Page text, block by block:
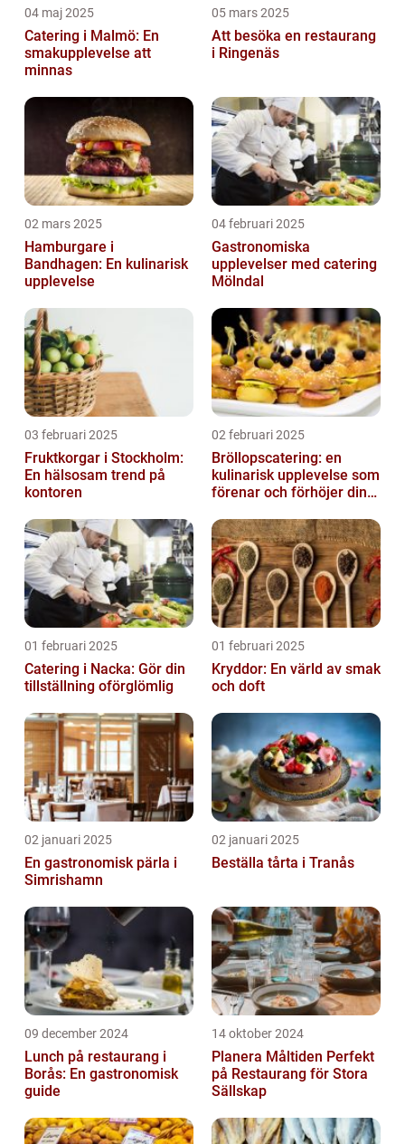
04 maj 2025
Catering i Malmö: En
smakupplevelse att
minnas
05 mars 2025
Att besöka en restaurang
i Ringenäs
02 mars 2025
Hamburgare i
Bandhagen: En kulinarisk
upplevelse
04 februari 2025
Gastronomiska
upplevelser med catering
Mölndal
03 februari 2025
Fruktkorgar i Stockholm:
En hälsosam trend på
kontoren
02 februari 2025
Bröllopscatering: en
kulinarisk upplevelse som
förenar och förhöjer din
01 februari 2025
Catering i Nacka: Gör din
tillställning oförglömlig
01 februari 2025
Kryddor: En värld av smak
och doft
02 januari 2025
En gastronomisk pärla i
Simrishamn
02 januari 2025
Beställa tårta i Tranås
09 december 2024
Lunch på restaurang i
Borås: En gastronomisk
guide
14 oktober 2024
Planera Måltiden Perfekt
på Restaurang för Stora
Sällskap